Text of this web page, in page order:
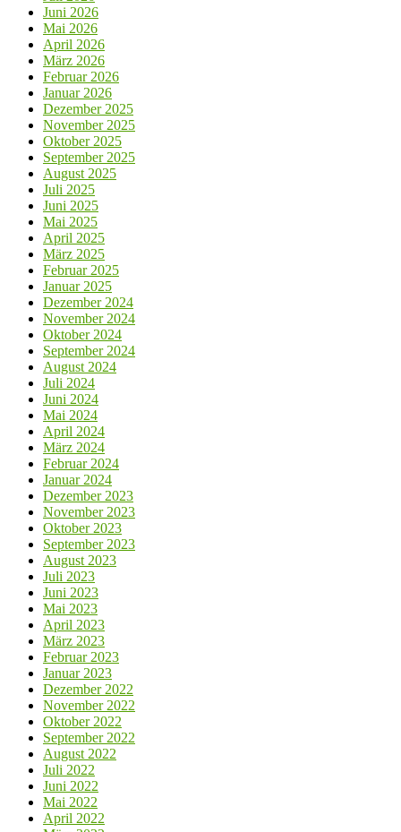
Juni 2026
Mai 2026
April 2026
März 2026
Februar 2026
Januar 2026
Dezember 2025
November 2025
Oktober 2025
September 2025
August 2025
Juli 2025
Juni 2025
Mai 2025
April 2025
März 2025
Februar 2025
Januar 2025
Dezember 2024
November 2024
Oktober 2024
September 2024
August 2024
Juli 2024
Juni 2024
Mai 2024
April 2024
März 2024
Februar 2024
Januar 2024
Dezember 2023
November 2023
Oktober 2023
September 2023
August 2023
Juli 2023
Juni 2023
Mai 2023
April 2023
März 2023
Februar 2023
Januar 2023
Dezember 2022
November 2022
Oktober 2022
September 2022
August 2022
Juli 2022
Juni 2022
Mai 2022
April 2022